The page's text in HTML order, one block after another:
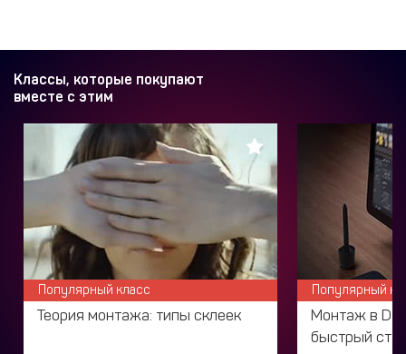
Классы, которые покупают
вместе с этим
Теория монтажа: типы склеек
Популярный класс
Монтаж в
быстрый
Популярный